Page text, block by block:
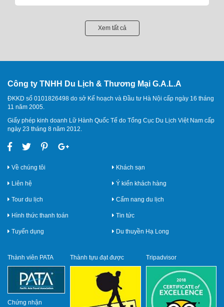
Xem tất cả
Công ty TNHH Du Lịch & Thương Mại G.A.L.A
ĐKKD số 0101826498 do sở Kế hoạch và Đầu tư Hà Nội cấp ngày 16 tháng
11 năm 2005.
Giấy phép kinh doanh Lữ Hành Quốc Tế do Tổng Cục Du Lịch Việt Nam cấp
ngày 23 tháng 8 năm 2012.
Về chúng tôi
Liên hệ
Tour du lịch
Hình thức thanh toán
Tuyển dụng
Khách sạn
Ý kiến khách hàng
Cẩm nang du lịch
Tin tức
Du thuyền Hạ Long
Thành viên PATA
Chứng nhận
Thành tựu đạt được Tripadvisor